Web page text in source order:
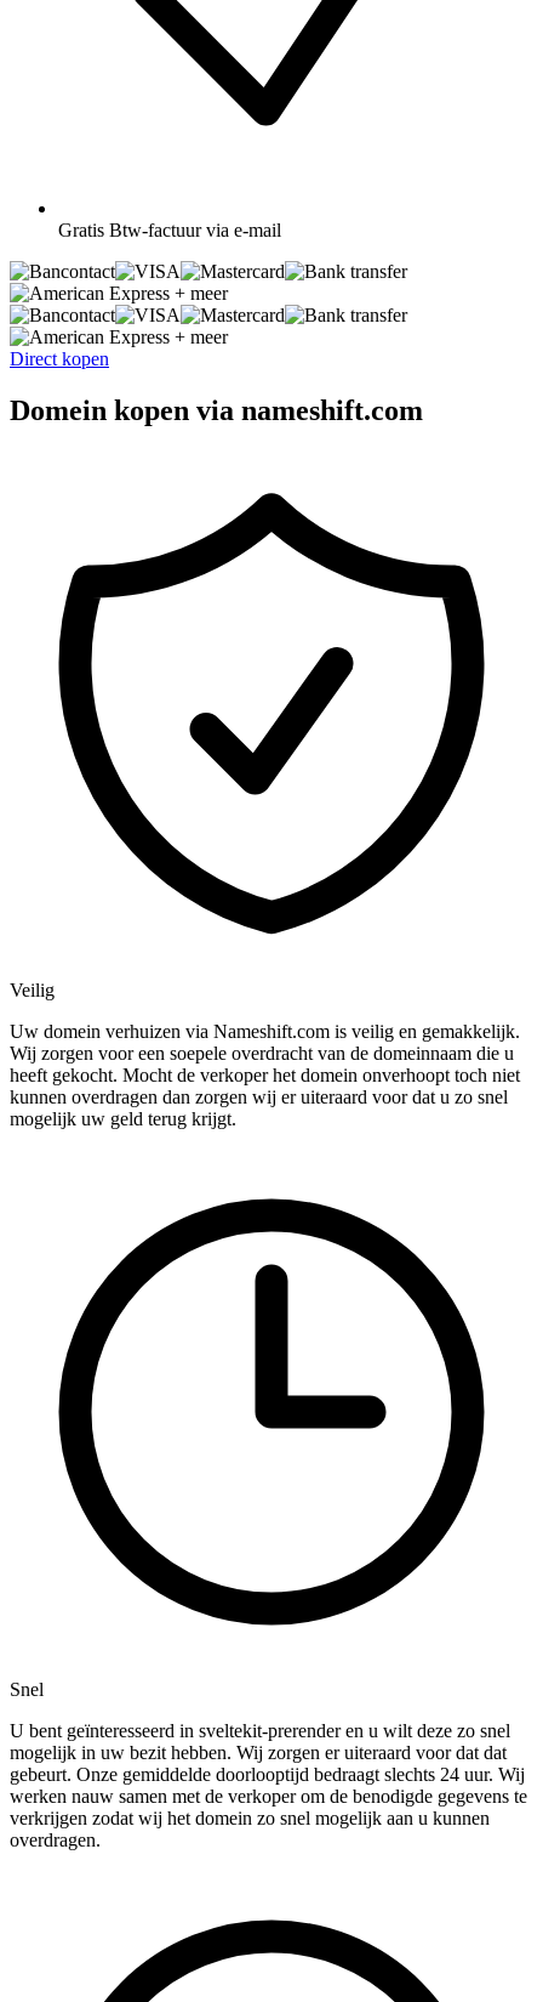
Gratis Btw-factuur via e-mail
+ meer
+ meer
Direct kopen
Domein kopen via nameshift.com
Veilig
Uw domein verhuizen via Nameshift.com is veilig en gemakkelijk.
Wij zorgen voor een soepele overdracht van de domeinnaam die u
heeft gekocht. Mocht de verkoper het domein onverhoopt toch niet
kunnen overdragen dan zorgen wij er uiteraard voor dat u zo snel
mogelijk uw geld terug krijgt.
Snel
U bent geïnteresseerd in sveltekit-prerender en u wilt deze zo snel
mogelijk in uw bezit hebben. Wij zorgen er uiteraard voor dat dat
gebeurt. Onze gemiddelde doorlooptijd bedraagt slechts 24 uur. Wij
werken nauw samen met de verkoper om de benodigde gegevens te
verkrijgen zodat wij het domein zo snel mogelijk aan u kunnen
overdragen.